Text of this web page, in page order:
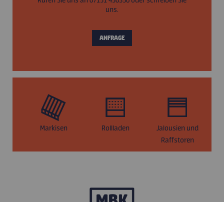
uns.
ANFRAGE
Markisen Rollladen
Jalousien und
Raffstoren